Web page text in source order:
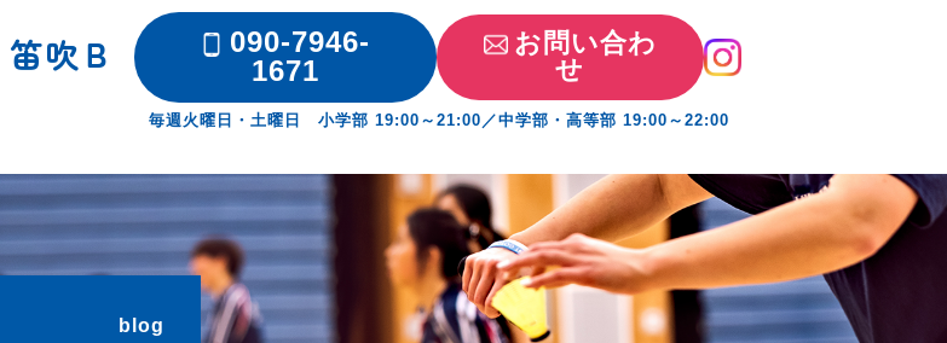
笛吹Ｂ
090-7946-
1671
お問い合わ
せ
毎週火曜日・土曜日 小学部 19:00～21:00／中学部・高等部 19:00～22:00
blog